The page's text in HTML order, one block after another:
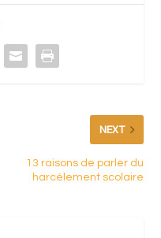
NEXT
13 raisons de parler du
harcèlement scolaire